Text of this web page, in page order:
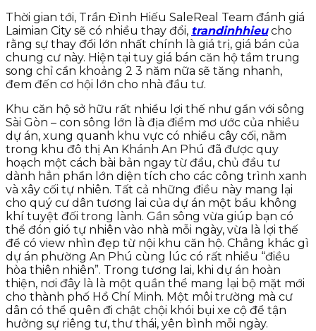
Thời gian tới, Trần Đình Hiếu SaleReal Team đánh giá
Laimian City sẽ có nhiều thay đổi, trandinhhieucho
rằng sự thay đổi lớn nhất chính là giá trị, giá bán của
chung cư này. Hiện tại tuy giá bán căn hộ tầm trung
song chỉ cần khoảng 2 3 năm nữa sẽ tăng nhanh,
đem đến cơ hội lớn cho nhà đầu tư.
Khu căn hộ sở hữu rất nhiều lợi thế như gần với sông
Sài Gòn – con sông lớn là địa điểm mơ ước của nhiều
dự án, xung quanh khu vực có nhiều cây cối, nằm
trong khu đô thị An Khánh An Phú đã được quy
hoạch một cách bài bản ngay từ đầu, chủ đầu tư
dành hẳn phần lớn diện tích cho các công trình xanh
và xây cối tự nhiên. Tất cả những điều này mang lại
cho quý cư dân tương lai của dự án một bầu không
khí tuyệt đối trong lành. Gần sông vừa giúp bạn có
thể đón gió tự nhiên vào nhà mỗi ngày, vừa là lợi thế
để có view nhìn đẹp từ nội khu căn hộ. Chẳng khác gì
dự án phường An Phú cùng lúc có rất nhiều “điều
hòa thiên nhiên”. Trong tương lai, khi dự án hoàn
thiện, nơi đây là là một quần thể mang lại bộ mặt mới
cho thành phố Hồ Chí Minh. Một môi trường mà cư
dân có thể quên đi chật chội khói bụi xe cộ để tận
hưởng sự riêng tư, thư thái, yên bình mỗi ngày.